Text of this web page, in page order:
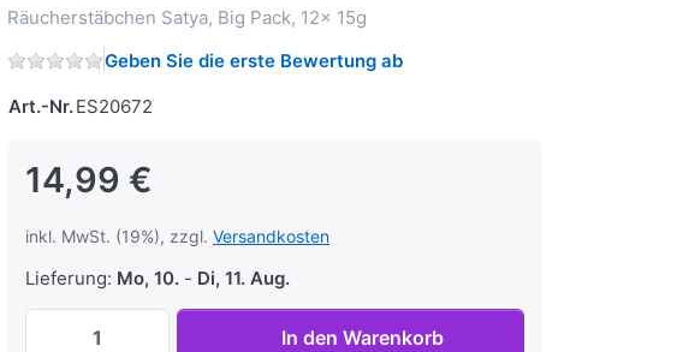
Räucherstäbchen Satya, Big Pack, 12x 15g
Geben Sie die erste Bewertung ab
Art.-Nr.ES20672
14,99 €
inkl. MwSt. (19%), zzgl. Versandkosten
Lieferung: Mo, 10. - Di, 11. Aug.
Satya Räucherstäbchen Palo Santo 12 Packs a 15g zu
In den Warenkorb